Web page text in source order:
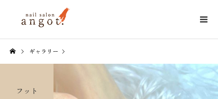
ギャラリー
フット